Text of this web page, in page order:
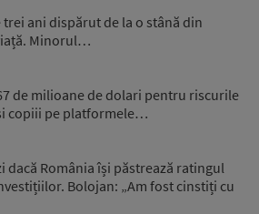
ani dispărut de la o stână din
Minorul…
de milioane de dolari pentru riscurile
copiii pe platformele…
dacă România își păstrează ratingul
Bolojan: „Am fost cinstiți cu